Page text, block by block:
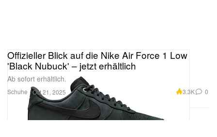
Schuhe
Offizieller Blick auf die Nike Air Force 1 Low
'Black Nubuck' – jetzt erhältlich
Ab sofort erhältlich.
Oct 21, 2025 3.3K 0